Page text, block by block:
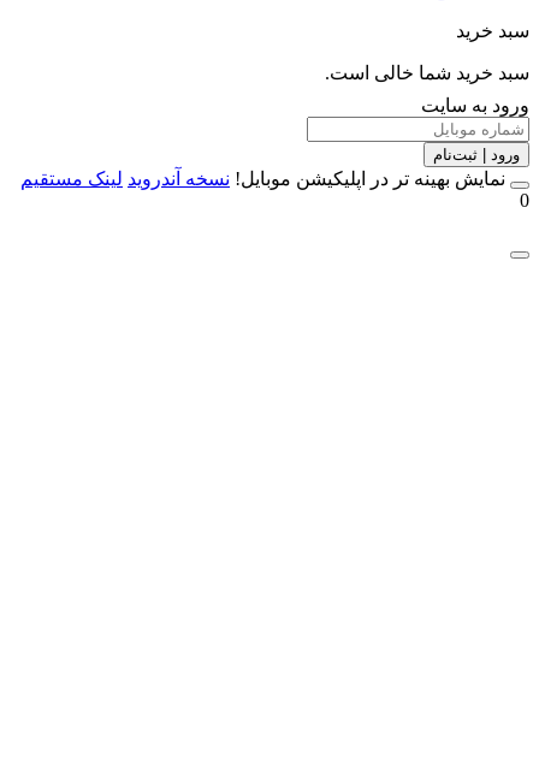
خرید شما خالی است.
به سایت
| ثبت‌نام
بهینه تر در اپلیکیشن موبایل!نسخه آندروید لینک مستقیم